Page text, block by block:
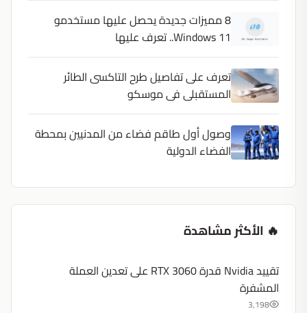
8 مميزات جديدة يحصل عليها مستخدمو
Windows 11.. تعرف عليها
تعرف على تفاصيل طرح التاكسى الطائر
المستقبلى فى موسكو
وصول أول طاقم فضاء من المدنيين بمحطة
الفضاء الدولية
🔥 الأكثر مشاهدة
تقييد Nvidia قدرة RTX 3060 على تعدين العملة
المشفرة
3,198